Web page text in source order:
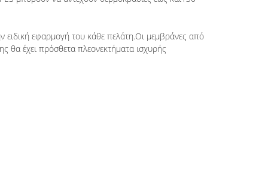
ειδική εφαρμογή του κάθε πελάτη.Οι μεμβράνες από
θα έχει πρόσθετα πλεονεκτήματα ισχυρής